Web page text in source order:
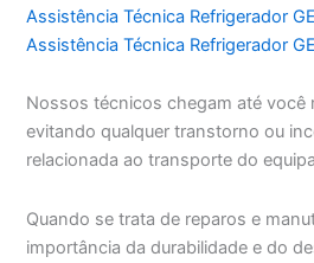
Assistência Técnica Refrigerador
Assistência Técnica Refrigerador
Nossos técnicos chegam até você
evitando qualquer transtorno ou
relacionada ao transporte do
Quando se trata de reparos e
importância da durabilidade e do